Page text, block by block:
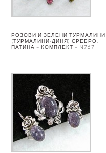
РОЗОВИ И ЗЕЛЕНИ ТУРМАЛИНИ
(ТУРМАЛИНИ-ДИНЯ) СРЕБРО,
ПАТИНА – КОМПЛЕКТ – N767